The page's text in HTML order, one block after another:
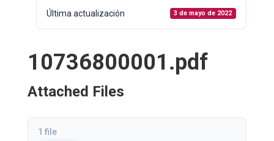
Última actualización 3 de mayo de 2022
10736800001.pdf
Attached Files
1 file